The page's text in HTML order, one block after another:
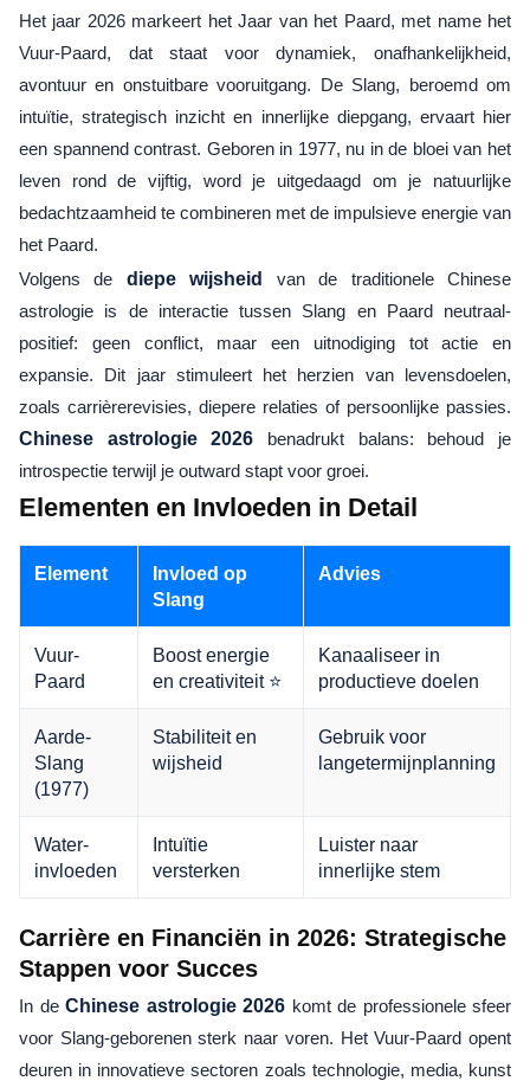
Het jaar 2026 markeert het Jaar van het Paard, met name het
Vuur-Paard, dat staat voor dynamiek, onafhankelijkheid,
avontuur en onstuitbare vooruitgang. De Slang, beroemd om
intuïtie, strategisch inzicht en innerlijke diepgang, ervaart hier
een spannend contrast. Geboren in 1977, nu in de bloei van het
leven rond de vijftig, word je uitgedaagd om je natuurlijke
bedachtzaamheid te combineren met de impulsieve energie van
het Paard.
Volgens de diepe wijsheid
van de traditionele Chinese
astrologie is de interactie tussen Slang en Paard neutraal-
positief: geen conflict, maar een uitnodiging tot actie en
expansie. Dit jaar stimuleert het herzien van levensdoelen,
zoals carrièrerevisies, diepere relaties of persoonlijke passies.
Chinese astrologie 2026 benadrukt balans: behoud je
introspectie terwijl je outward stapt voor groei.
Elementen en Invloeden in Detail
Element
Invloed op
Slang
Advies
Vuur-
Paard
Boost energie
en creativiteit ⭐
Kanaaliseer in
productieve doelen
Aarde-
Slang
(1977)
Stabiliteit en
wijsheid
Gebruik voor
langetermijnplanning
Water-
invloeden
Intuïtie
versterken
Luister naar
innerlijke stem
Carrière en Financiën in 2026: Strategische
Stappen voor Succes
In de Chinese astrologie 2026 komt de professionele sfeer
voor Slang-geborenen sterk naar voren. Het Vuur-Paard opent
deuren in innovatieve sectoren zoals technologie, media, kunst